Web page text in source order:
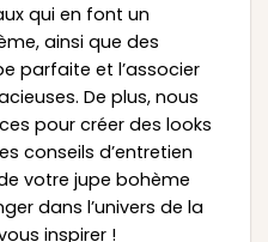
qui en font un
ainsi que des
parfaite et l’associer
De plus, nous
pour créer des looks
conseils d’entretien
votre jupe bohème
dans l’univers de la
inspirer !